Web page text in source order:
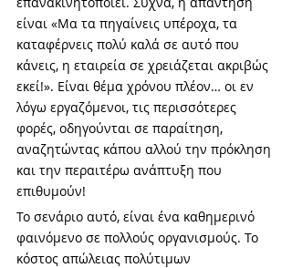
είναι «Μα τα πηγαίνεις υπέροχα, τα
καταφέρνεις πολύ καλά σε αυτό που
κάνεις, η εταιρεία σε χρειάζεται ακριβώς
εκεί!». Είναι θέμα χρόνου πλέον… οι εν
λόγω εργαζόμενοι, τις περισσότερες
φορές, οδηγούνται σε παραίτηση,
αναζητώντας κάπου αλλού την πρόκληση
και την περαιτέρω ανάπτυξη που
επιθυμούν!
Το σενάριο αυτό, είναι ένα καθημερινό
φαινόμενο σε πολλούς οργανισμούς. Το
κόστος απώλειας πολύτιμων